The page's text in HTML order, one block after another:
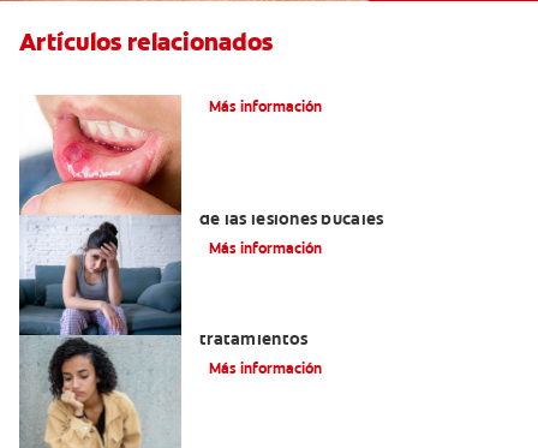
Artículos relacionados
Más información
de las lesiones bucales
Más información
tratamientos
Más información